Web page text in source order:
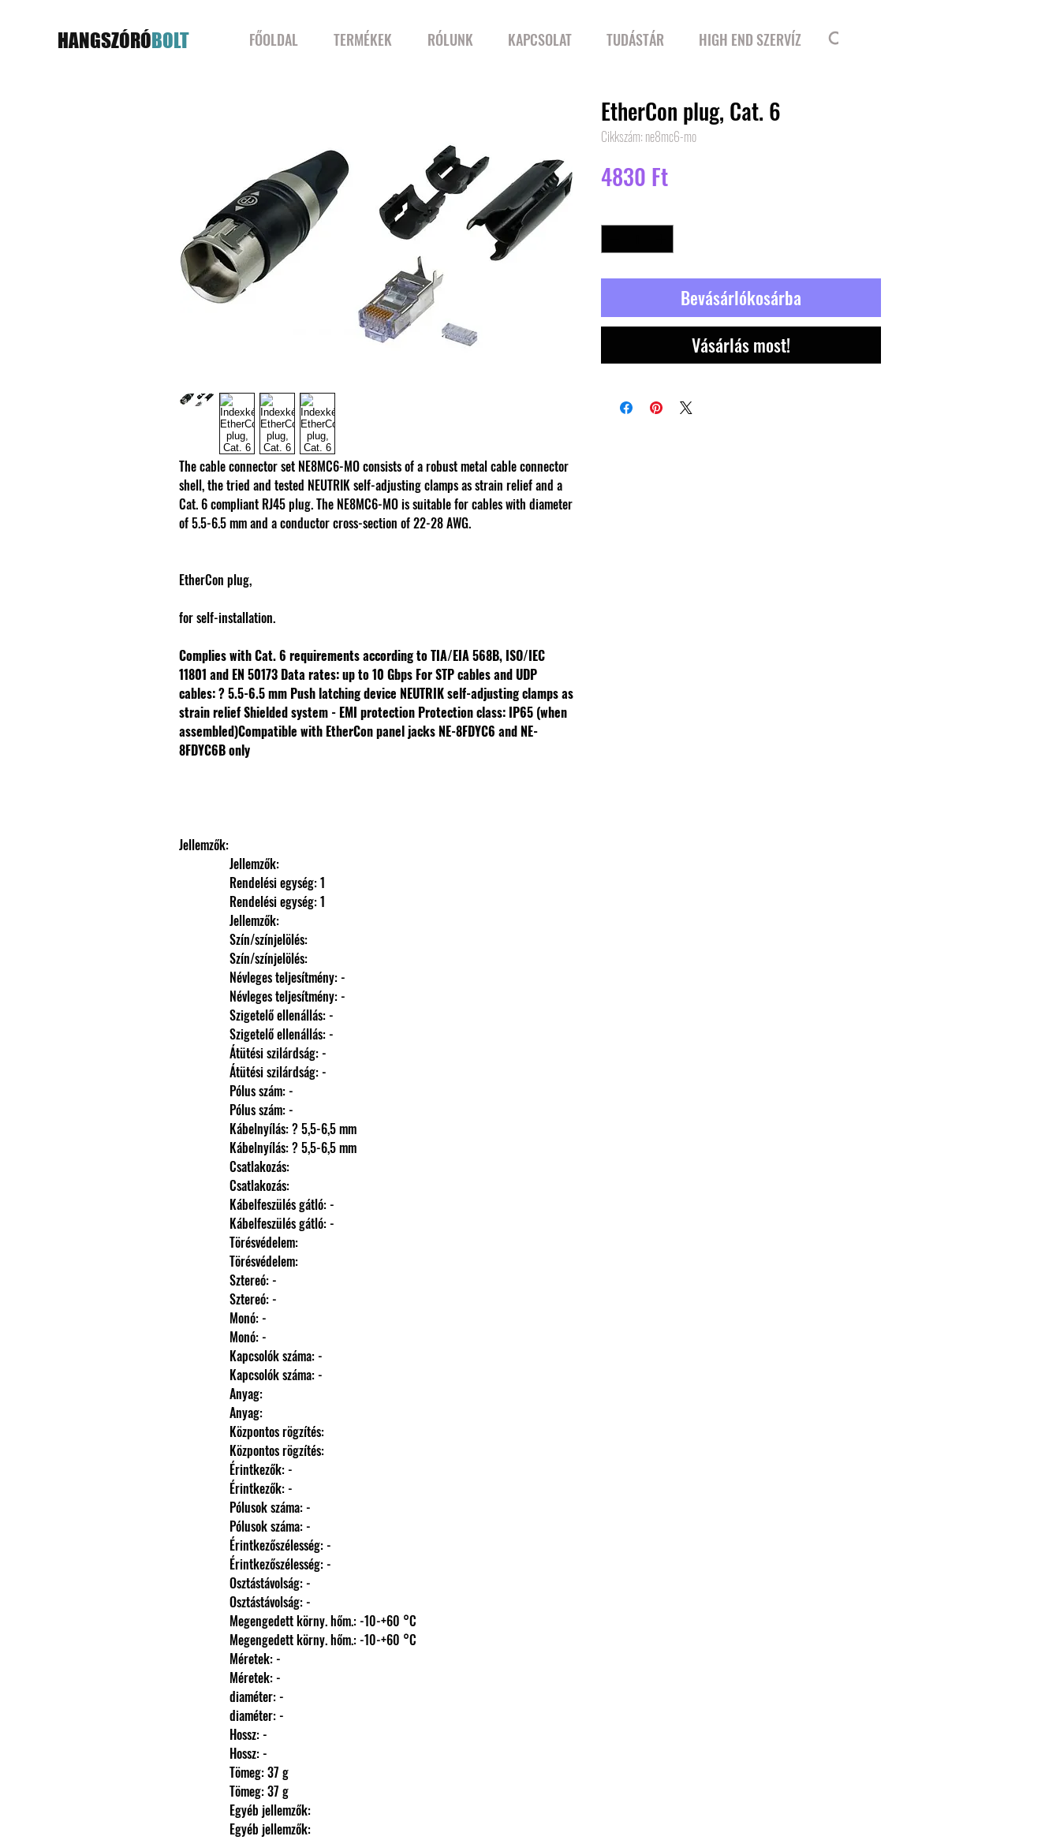
HANGSZÓRÓBOLT FŐOLDAL TERMÉKEK RÓLUNK KAPCSOLAT TUDÁSTÁR HIGH END SZERVÍZ
The cable connector set NE8MC6-MO consists of a robust metal cable connector
shell, the tried and tested NEUTRIK self-adjusting clamps as strain relief and a
Cat. 6 compliant RJ45 plug. The NE8MC6-MO is suitable for cables with diameter
of 5.5-6.5 mm and a conductor cross-section of 22-28 AWG.
EtherCon plug,
for self-installation.
Complies with Cat. 6 requirements according to TIA/EIA 568B, ISO/IEC
11801 and EN 50173 Data rates: up to 10 Gbps For STP cables and UDP
cables: ? 5.5-6.5 mm Push latching device NEUTRIK self-adjusting clamps as
strain reliefShielded system - EMI protection Protection class: IP65 (when
assembled)Compatible with EtherCon panel jacks NE-8FDYC6 and NE-
8FDYC6B only
Jellemzők:
                Jellemzők:
                Rendelési egység: 1
                Rendelési egység: 1
                Jellemzők:
                Szín/színjelölés:
                Szín/színjelölés:
                Névleges teljesítmény: -
                Névleges teljesítmény: -
                Szigetelő ellenállás: -
                Szigetelő ellenállás: -
                Átütési szilárdság: -
                Átütési szilárdság: -
                Pólus szám: -
                Pólus szám: -
                Kábelnyílás: ? 5,5-6,5 mm
                Kábelnyílás: ? 5,5-6,5 mm
                Csatlakozás:
                Csatlakozás:
                Kábelfeszülés gátló: -
                Kábelfeszülés gátló: -
                Törésvédelem:
                Törésvédelem:
                Sztereó: -
                Sztereó: -
                Monó: -
                Monó: -
                Kapcsolók száma: -
                Kapcsolók száma: -
                Anyag:
                Anyag:
                Központos rögzítés:
                Központos rögzítés:
                Érintkezők: -
                Érintkezők: -
                Pólusok száma: -
                Pólusok száma: -
                Érintkezőszélesség: -
                Érintkezőszélesség: -
                Osztástávolság: -
                Osztástávolság: -
                Megengedett körny. hőm.: -10-+60 °C
                Megengedett körny. hőm.: -10-+60 °C
                Méretek: -
                Méretek: -
                diaméter: -
                diaméter: -
                Hossz: -
                Hossz: -
                Tömeg: 37 g
                Tömeg: 37 g
                Egyéb jellemzők:
                Egyéb jellemzők:
EtherCon plug, Cat. 6
Cikkszám: ne8mc6-mo
4830 FtÁr
Bevásárlókosárba
Vásárlás most!